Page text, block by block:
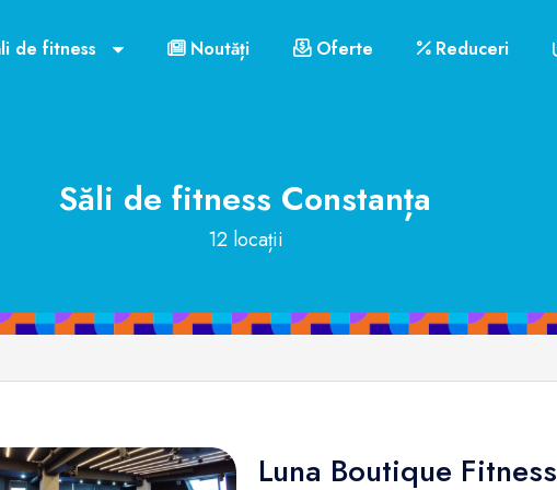
de fitness Noutăți Oferte Reduceri
Săli de fitness Constanța
12 locații
Luna Boutique Fitness